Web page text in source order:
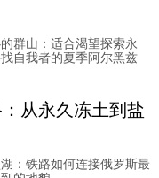
群山：适合渴望探索永
自我者的夏季阿尔黑兹
从永久冻土到盐
：铁路如何连接俄罗斯最